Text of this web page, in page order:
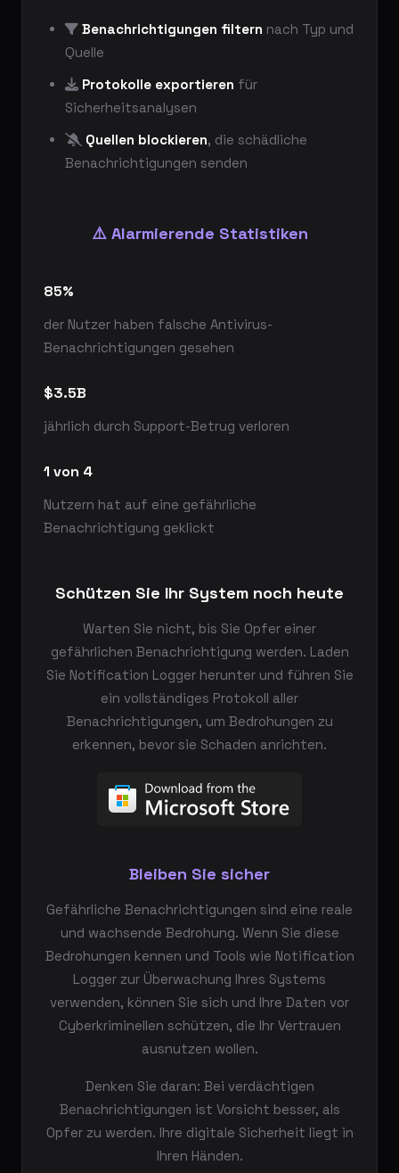
Benachrichtigungen filtern nach Typ und
Quelle
Protokolle exportieren für
Sicherheitsanalysen
Quellen blockieren, die schädliche
Benachrichtigungen senden
⚠️ Alarmierende Statistiken
85%
der Nutzer haben falsche Antivirus-
Benachrichtigungen gesehen
$3.5B
jährlich durch Support-Betrug verloren
1 von 4
Nutzern hat auf eine gefährliche
Benachrichtigung geklickt
Schützen Sie Ihr System noch heute
Warten Sie nicht, bis Sie Opfer einer
gefährlichen Benachrichtigung werden. Laden
Sie Notification Logger herunter und führen Sie
ein vollständiges Protokoll aller
Benachrichtigungen, um Bedrohungen zu
erkennen, bevor sie Schaden anrichten.
Bleiben Sie sicher
Gefährliche Benachrichtigungen sind eine reale
und wachsende Bedrohung. Wenn Sie diese
Bedrohungen kennen und Tools wie Notification
Logger zur Überwachung Ihres Systems
verwenden, können Sie sich und Ihre Daten vor
Cyberkriminellen schützen, die Ihr Vertrauen
ausnutzen wollen.
Denken Sie daran: Bei verdächtigen
Benachrichtigungen ist Vorsicht besser, als
Opfer zu werden. Ihre digitale Sicherheit liegt in
Ihren Händen.